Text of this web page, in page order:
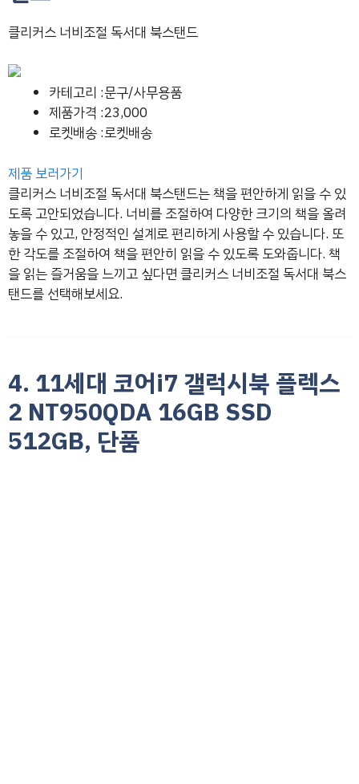
클리커스 너비조절 독서대 북스탠드
카테고리 :문구/사무용품
제품가격 :23,000
로켓배송 :로켓배송
제품 보러가기
클리커스 너비조절 독서대 북스탠드는 책을 편안하게 읽을 수 있
도록 고안되었습니다. 너비를 조절하여 다양한 크기의 책을 올려
놓을 수 있고, 안정적인 설계로 편리하게 사용할 수 있습니다. 또
한 각도를 조절하여 책을 편안히 읽을 수 있도록 도와줍니다. 책
을 읽는 즐거움을 느끼고 싶다면 클리커스 너비조절 독서대 북스
탠드를 선택해보세요.
4. 11세대 코어i7 갤럭시북 플렉스
2 NT950QDA 16GB SSD
512GB, 단품